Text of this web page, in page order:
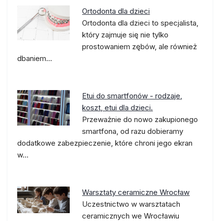
Ortodonta dla dzieci
Ortodonta dla dzieci to specjalista,
który zajmuje się nie tylko
prostowaniem zębów, ale również
dbaniem…
Etui do smartfonów - rodzaje,
koszt, etui dla dzieci.
Przeważnie do nowo zakupionego
smartfona, od razu dobieramy
dodatkowe zabezpieczenie, które chroni jego ekran
w…
Warsztaty ceramiczne Wrocław
Uczestnictwo w warsztatach
ceramicznych we Wrocławiu